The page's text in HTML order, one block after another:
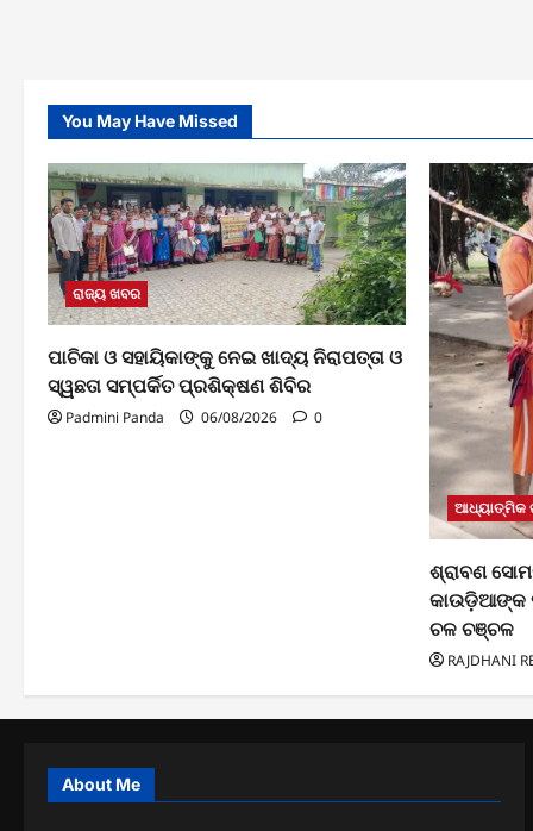
You May Have Missed
ରାଜ୍ୟ ଖବର
ପାଚିକା ଓ ସହାୟିକାଙ୍କୁ ନେଇ ଖାଦ୍ୟ ନିରାପତ୍ତା ଓ
ସ୍ୱଛତା ସମ୍ପର୍କିତ ପ୍ରଶିକ୍ଷଣ ଶିବିର
Padmini Panda 06/08/2026 0
ଆଧ୍ୟାତ୍ମିକ
ଶ୍ରାବଣ
କାଉଡ଼ିଆଙ୍କ
ଚଳ ଚଞ୍ଚଳ
RAJDHANI
About Me